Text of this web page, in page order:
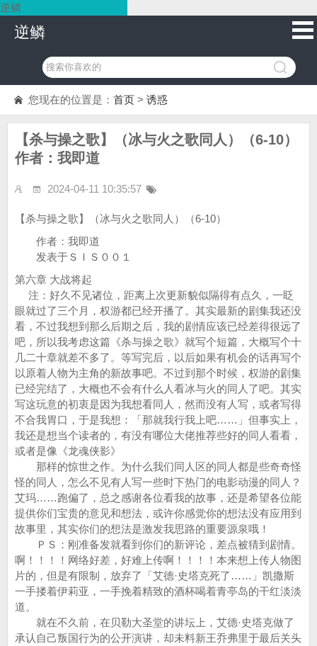
逆鳞
逆鳞
您现在的位置是： 首页 > 诱惑
【杀与操之歌】（冰与火之歌同人）（6-10）
作者：我即道
2024-04-11 10:35:57
【杀与操之歌】（冰与火之歌同人）（6-10）
作者：我即道
发表于ＳＩＳ００１
第六章 大战将起
注：好久不见诸位，距离上次更新貌似隔得有点久，一眨
眼就过了三个月，权游都已经开播了。其实最新的剧集我还没
看，不过我想到那么后期之后，我的剧情应该已经差得很远了
吧，所以我考虑这篇《杀与操之歌》就写个短篇，大概写个十
几二十章就差不多了。等写完后，以后如果有机会的话再写个
以原着人物为主角的新故事吧。不过到那个时候，权游的剧集
已经完结了，大概也不会有什么人看冰与火的同人了吧。其实
写这玩意的初衷是因为我想看同人，然而没有人写，或者写得
不合我胃口，于是我想：「那就我行我上吧……」但事实上，
我还是想当个读者的，有没有哪位大佬推荐些好的同人看看，
或者是像《龙魂侠影》
那样的惊世之作。为什么我们同人区的同人都是些奇奇怪
怪的同人，怎么不见有人写一些时下热门的电影动漫的同人？
艾玛……跑偏了，总之感谢各位看我的故事，还是希望各位能
提供你们宝贵的意见和想法，或许你感觉你的想法没有应用到
故事里，其实你们的想法是激发我思路的重要源泉哦！
ＰＳ：刚准备发就看到你们的新评论，差点被猜到剧情。
啊！！！！网络好差，好难上传啊！！！！本来想上传人物图
片的，但是有限制，放弃了「艾德·史塔克死了……」凯撒斯
一手搂着伊莉亚，一手挽着精致的酒杯喝着青亭岛的干红淡淡
道。
就在不久前，在贝勒大圣堂的讲坛上，艾德·史塔克做了
承认自己叛国行为的公开演讲，却未料新王乔弗里于最后关头